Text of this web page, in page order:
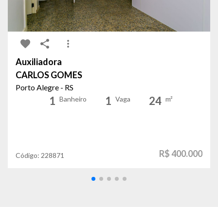
Auxiliadora
CARLOS GOMES
Porto Alegre - RS
1 Banheiro 1 Vaga 24 m²
Código: 228871 R$ 400.000